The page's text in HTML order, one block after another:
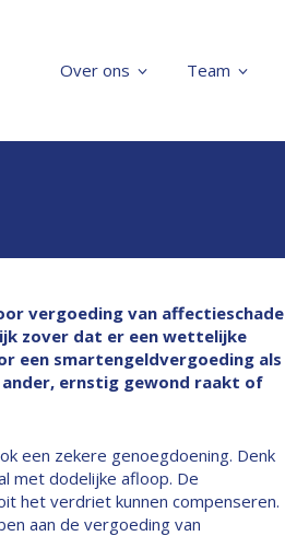
Over ons Team
vergoeding van affectieschade
zover dat er een wettelijke
een smartengeldvergoeding als
ander, ernstig gewond raakt of
een zekere genoegdoening. Denk
met dodelijke afloop. De
het verdriet kunnen compenseren.
aan de vergoeding van